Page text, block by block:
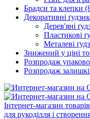
Брадси та клепки
Декоративні
Дерев'яні
Пластикові
Металеві
Знижений у ціні
Розпродаж
Розпродаж
Інтернет-магазин товарів
для рукоділля і